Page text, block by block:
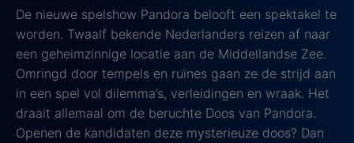
De nieuwe spelshow Pandora belooft een spektakel te
worden. Twaalf bekende Nederlanders reizen af naar
een geheimzinnige locatie aan de Middellandse Zee.
Omringd door tempels en ruïnes gaan ze de strijd aan
in een spel vol dilemma’s, verleidingen en wraak. Het
draait allemaal om de beruchte Doos van Pandora.
Openen de kandidaten deze mysterieuze doos? Dan